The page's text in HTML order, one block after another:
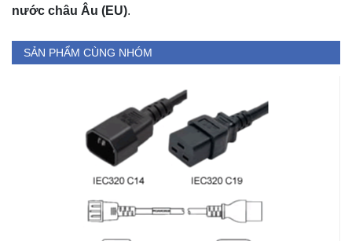
nước châu Âu (EU).
SẢN PHẨM CÙNG NHÓM